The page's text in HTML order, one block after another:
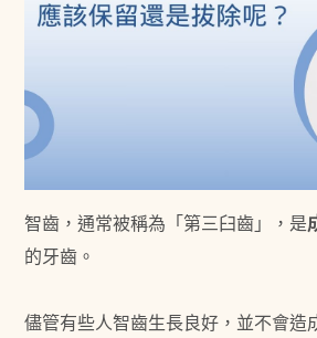
智齒，通常被稱為「第三臼齒」，是
的牙齒。
儘管有些人智齒生長良好，並不會造